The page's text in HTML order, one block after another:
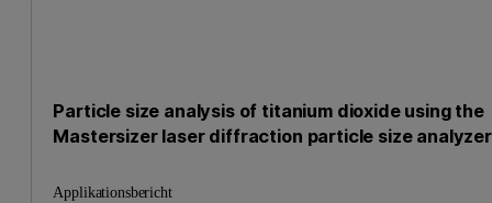
Particle size analysis of titanium dioxide using the
Mastersizer laser diffraction particle size analyzer
Applikationsbericht